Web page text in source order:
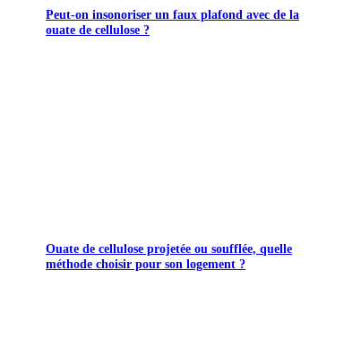
Peut-on insonoriser un faux plafond avec de la
ouate de cellulose ?
Ouate de cellulose projetée ou soufflée, quelle
méthode choisir pour son logement ?